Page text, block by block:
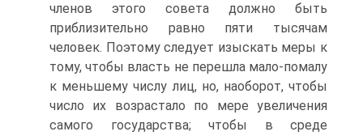
членов этого совета должно быть
приблизительно равно пяти тысячам
человек. Поэтому следует изыскать меры к
тому, чтобы власть не перешла мало-помалу
к меньшему числу лиц, но, наоборот, чтобы
число их возрастало по мере увеличения
самого государства; чтобы в среде